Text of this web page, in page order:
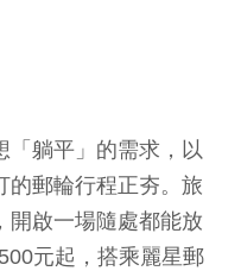
躺平」的需求，以
的郵輪行程正夯。旅
開啟一場隨處都能放
元起，搭乘麗星郵